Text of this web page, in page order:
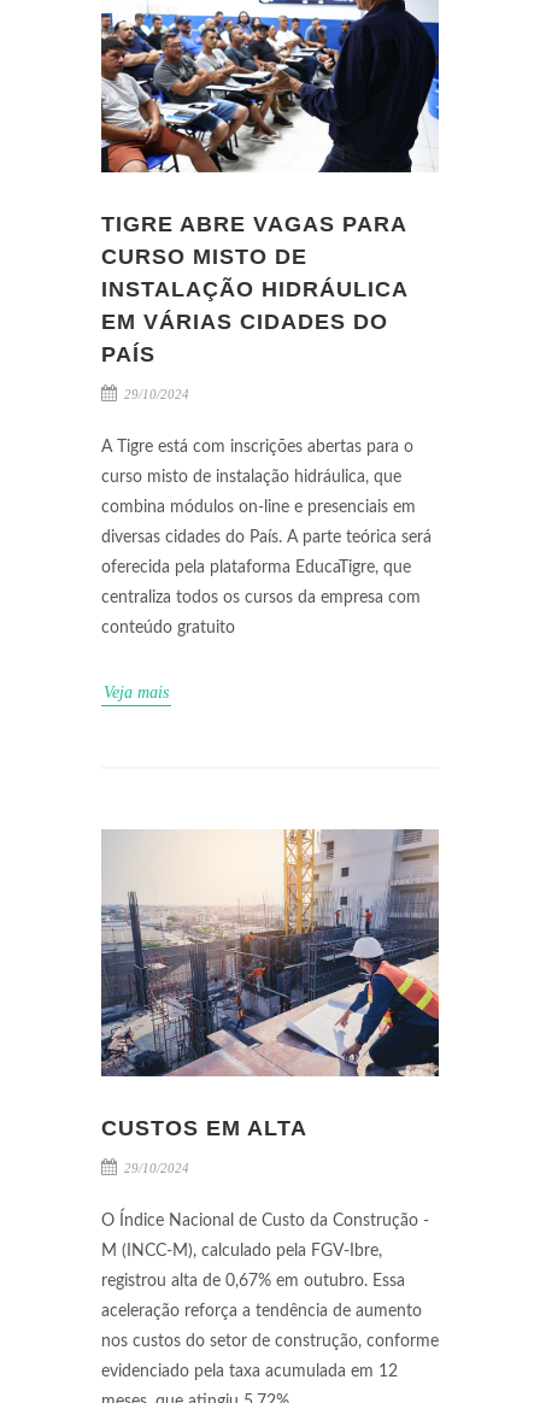
TIGRE ABRE VAGAS PARA
CURSO MISTO DE
INSTALAÇÃO HIDRÁULICA
EM VÁRIAS CIDADES DO
PAÍS
29/10/2024
A Tigre está com inscrições abertas para o
curso misto de instalação hidráulica, que
combina módulos on-line e presenciais em
diversas cidades do País. A parte teórica será
oferecida pela plataforma EducaTigre, que
centraliza todos os cursos da empresa com
conteúdo gratuito
Veja mais
CUSTOS EM ALTA
29/10/2024
O Índice Nacional de Custo da Construção -
M (INCC-M), calculado pela FGV-Ibre,
registrou alta de 0,67% em outubro. Essa
aceleração reforça a tendência de aumento
nos custos do setor de construção, conforme
evidenciado pela taxa acumulada em 12